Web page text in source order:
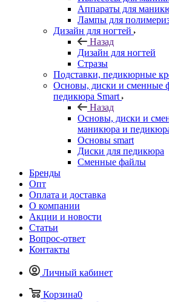
Аппараты для
Лампы для
Дизайн для ногтей
Назад
Дизайн для ногтей
Стразы
Подставки, педикюрные
Основы, диски и сменные
педикюра Smart
Назад
Основы, диски и
маникюра и
Основы smart
Диски для педикюра
Сменные файлы
Бренды
Опт
Оплата и доставка
О компании
Акции и новости
Статьи
Вопрос-ответ
Контакты
Личный кабинет
Корзина0